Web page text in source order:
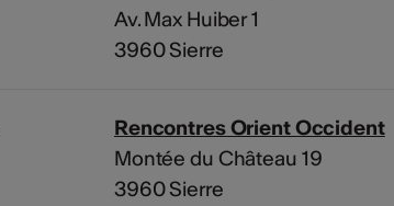
Av. Max Huiber 1
3960 Sierre
Rencontres Orient Occident
Montée du Château 19
3960 Sierre